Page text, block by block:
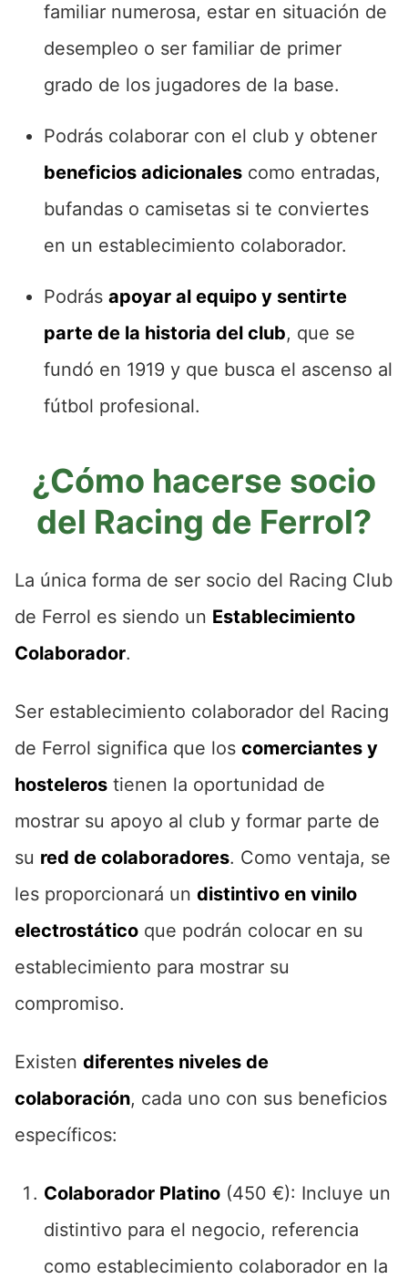
familiar numerosa, estar en situación de
desempleo o ser familiar de primer
grado de los jugadores de la base.
Podrás colaborar con el club y obtener
beneficios adicionales como entradas,
bufandas o camisetas si te conviertes
en un establecimiento colaborador.
Podrás apoyar al equipo y sentirte
parte de la historia del club, que se
fundó en 1919 y que busca el ascenso al
fútbol profesional.
¿Cómo hacerse socio
del Racing de Ferrol?
La única forma de ser socio del Racing Club
de Ferrol es siendo un Establecimiento
Colaborador.
Ser establecimiento colaborador del Racing
de Ferrol significa que los comerciantes y
hosteleros tienen la oportunidad de
mostrar su apoyo al club y formar parte de
su red de colaboradores. Como ventaja, se
les proporcionará un distintivo en vinilo
electrostático que podrán colocar en su
establecimiento para mostrar su
compromiso.
Existen diferentes niveles de
colaboración, cada uno con sus beneficios
específicos:
Colaborador Platino (450 €): Incluye un
distintivo para el negocio, referencia
como establecimiento colaborador en la